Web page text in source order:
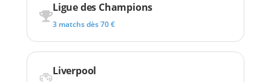
Ligue des Champions
3 matchs dès 70 €
Liverpool